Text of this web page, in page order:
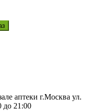
аптеки г.Москва ул.
до 21:00